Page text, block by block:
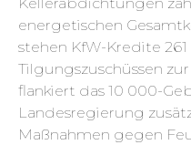
energetischen
stehen KfW-Kredite
Tilgungszuschüssen
flankiert das 10 000-
Landesregierung
Maßnahmen gegen